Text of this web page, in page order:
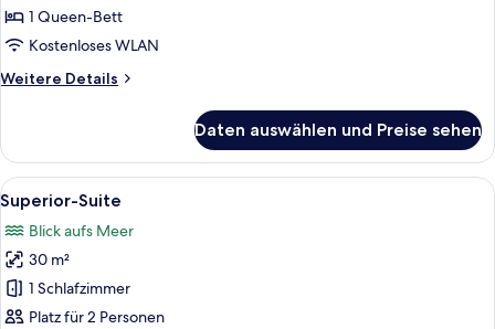
1 Queen-Bett
Kostenloses WLAN
Weitere Details
Weitere
Suite
Daten auswählen und Preise sehen
Alle
Fotos
für
Superior-
Suite
anzeigen
Ein Schlafzimmer mit großem
28
Superior-Suite
Blick aufs Meer
30 m²
1 Schlafzimmer
Platz für 2 Personen